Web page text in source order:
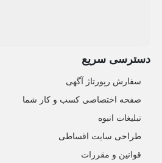
دسترسی سریع
سفارش رپورتاژ آگهی
صفحه اختصاصی کسب و کار شما
تبلیغات انبوه
طراحی سایت اقساطی
قوانین و مقررات